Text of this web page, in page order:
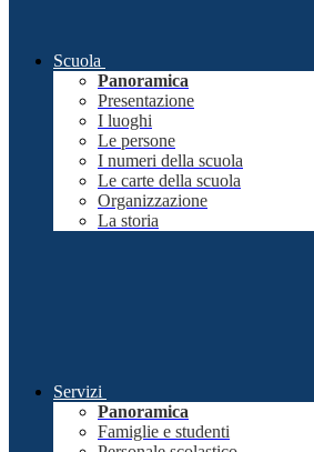
Scuola
Panoramica
Presentazione
I luoghi
Le persone
I numeri della scuola
Le carte della scuola
Organizzazione
La storia
Servizi
Panoramica
Famiglie e studenti